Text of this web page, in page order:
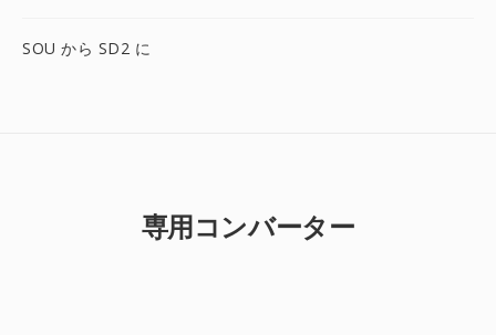
SOU から SD2 に
専用コンバーター